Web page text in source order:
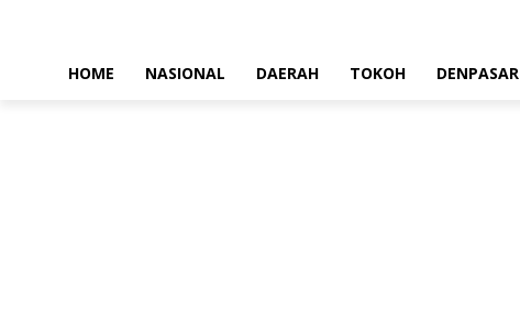
HOME NASIONAL DAERAH TOKOH DENPASAR